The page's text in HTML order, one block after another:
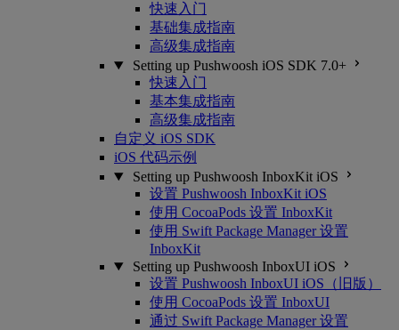
快速入门
基础集成指南
高级集成指南
Setting up Pushwoosh iOS SDK 7.0+
快速入门
基本集成指南
高级集成指南
自定义 iOS SDK
iOS 代码示例
Setting up Pushwoosh InboxKit iOS
设置 Pushwoosh InboxKit iOS
使用 CocoaPods 设置 InboxKit
使用 Swift Package Manager 设置
InboxKit
Setting up Pushwoosh InboxUI iOS
设置 Pushwoosh InboxUI iOS（旧版）
使用 CocoaPods 设置 InboxUI
通过 Swift Package Manager 设置